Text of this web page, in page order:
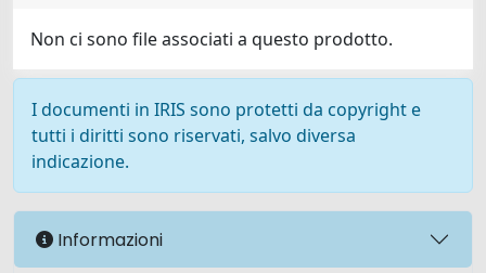
Non ci sono file associati a questo prodotto.
I documenti in IRIS sono protetti da copyright e
tutti i diritti sono riservati, salvo diversa
indicazione.
Informazioni